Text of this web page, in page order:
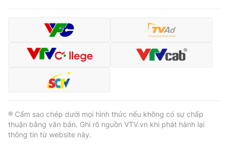
® Cấm sao chép dưới mọi hình thức nếu không có sự chấp
thuận bằng văn bản. Ghi rõ nguồn VTV.vn khi phát hành lại
thông tin từ website này.